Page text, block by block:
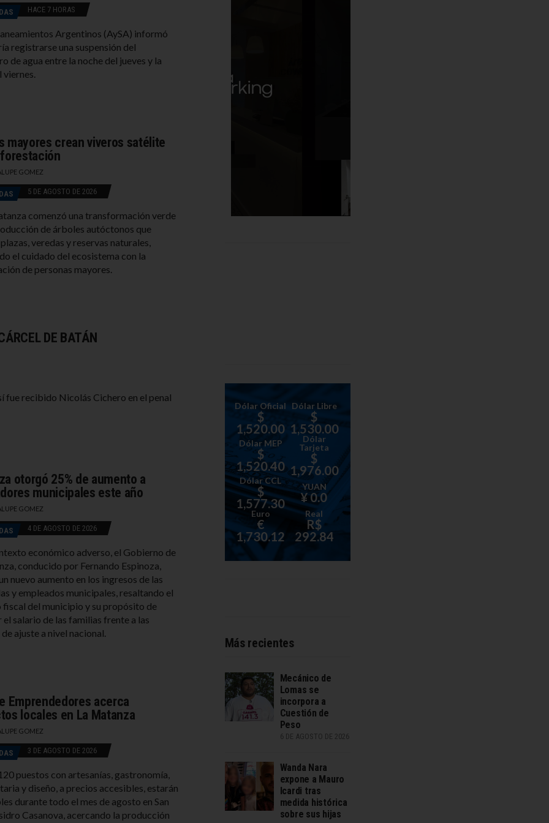
HACE 7 HORAS
Argentinos (AySA) informó
registrarse una suspensión del
de agua entre la noche del jueves y la
mayores crean viveros satélite
GOMEZ
5 DE AGOSTO DE 2026
comenzó una transformación verde
de árboles autóctonos que
veredas y reservas naturales,
el cuidado del ecosistema con la
de personas mayores.
DE BATÁN
fue recibido Nicolás Cichero en el penal
otorgó 25% de aumento a
municipales este año
GOMEZ
4 DE AGOSTO DE 2026
económico adverso, el Gobierno de
conducido por Fernando Espinoza,
nuevo aumento en los ingresos de las
y empleados municipales, resaltando el
fiscal del municipio y su propósito de
salario de las familias frente a las
ajuste a nivel nacional.
Emprendedores acerca
locales en La Matanza
GOMEZ
3 DE AGOSTO DE 2026
puestos con artesanías, gastronomía,
y diseño, a precios accesibles, estarán
durante todo el mes de agosto en San
Casanova, acercando la producción
Dólar Oficial
$
1,520.00
Dólar Libre
$
1,530.00
Dólar MEP
$
1,520.40
Dólar
Tarjeta
$
1,976.00
Dólar CCL
$
1,577.30
YUAN
¥ 0.0
Euro
€
1,730.12
Real
R$
292.84
Más recientes
Mecánico de
Lomas se
incorpora a
Cuestión de
Peso
6 DE AGOSTO DE 2026
Wanda Nara
expone a Mauro
Icardi tras
medida histórica
sobre sus hijas